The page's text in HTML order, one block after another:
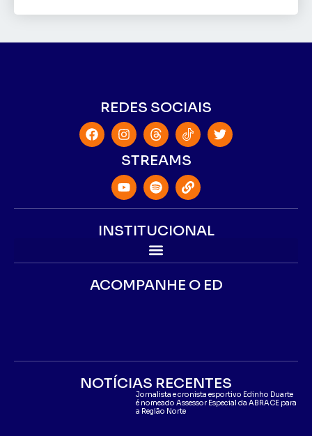
REDES SOCIAIS
STREAMS
INSTITUCIONAL
ACOMPANHE O ED
NOTÍCIAS RECENTES
Jornalista e cronista esportivo Edinho Duarte
é nomeado Assessor Especial da ABRACE para
a Região Norte